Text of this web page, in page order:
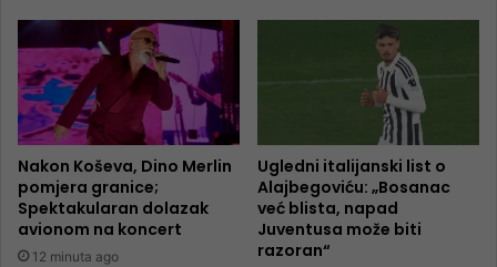
Nakon Koševa, Dino Merlin
pomjera granice;
Spektakularan dolazak
avionom na koncert
12 minuta ago
Ugledni italijanski list o
Alajbegoviću: „Bosanac
već blista, napad
Juventusa može biti
razoran“